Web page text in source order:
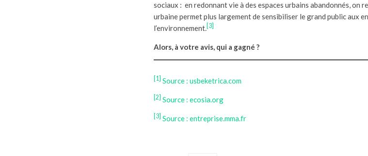
sociaux : en redonnant vie à des espaces urbains abandonnés, on
urbaine permet plus largement de sensibiliser le grand public aux
l’environnement. [3]
Alors, à votre avis, qui a gagné ?
[1] Source : usbeketrica.com
[2] Source : ecosia.org
[3] Source : entreprise.mma.fr